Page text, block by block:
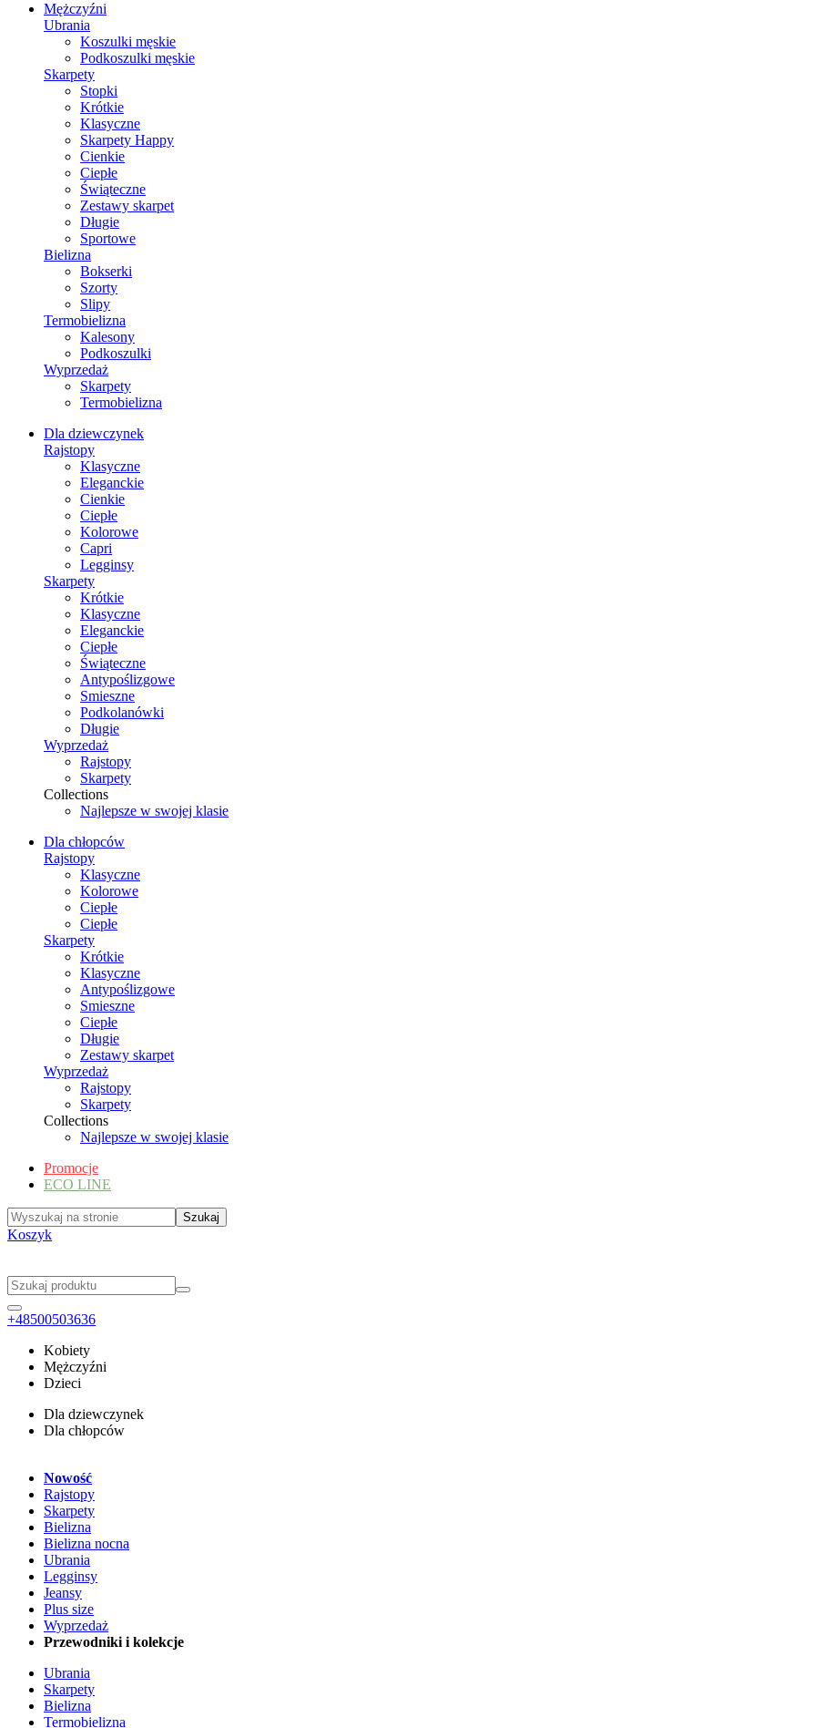
Mężczyźni
Ubrania
Koszulki męskie
Podkoszulki męskie
Skarpety
Stopki
Krótkie
Klasyczne
Skarpety Happy
Cienkie
Ciepłe
Świąteczne
Zestawy skarpet
Długie
Sportowe
Bielizna
Bokserki
Szorty
Slipy
Termobielizna
Kalesony
Podkoszulki
Wyprzedaż
Skarpety
Termobielizna
Dla dziewczynek
Rajstopy
Klasyczne
Eleganckie
Cienkie
Ciepłe
Kolorowe
Capri
Legginsy
Skarpety
Krótkie
Klasyczne
Eleganckie
Ciepłe
Świąteczne
Antypoślizgowe
Smieszne
Podkolanówki
Długie
Wyprzedaż
Rajstopy
Skarpety
Collections
Najlepsze w swojej klasie
Dla chłopców
Rajstopy
Klasyczne
Kolorowe
Ciepłe
Ciepłe
Skarpety
Krótkie
Klasyczne
Antypoślizgowe
Smieszne
Ciepłe
Długie
Zestawy skarpet
Wyprzedaż
Rajstopy
Skarpety
Collections
Najlepsze w swojej klasie
Promocje
ECO LINE
Koszyk
+48500503636
Kobiety
Mężczyźni
Dzieci
Dla dziewczynek
Dla chłopców
Nowość
Rajstopy
Skarpety
Bielizna
Bielizna nocna
Ubrania
Legginsy
Jeansy
Plus size
Wyprzedaż
Przewodniki i kolekcje
Ubrania
Skarpety
Bielizna
Termobielizna